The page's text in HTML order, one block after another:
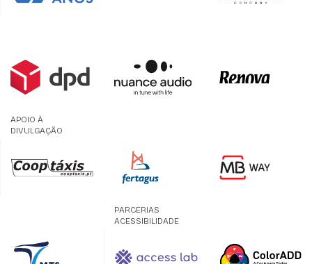
APOIO À
DIVULGAÇÃO
PARCERIAS
ACESSIBILIDADE